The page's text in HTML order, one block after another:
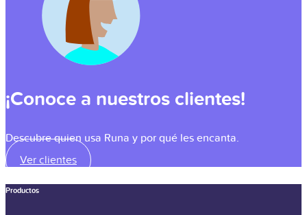
¡Conoce a nuestros clientes!
Descubre quien usa Runa y por qué les encanta.
Ver clientes
Productos